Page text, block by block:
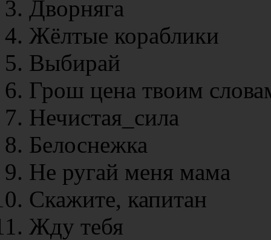
Дворняга
Жёлтые кораблики
Выбирай
Грош цена твоим
Нечистая_сила
Белоснежка
Не ругай меня мама
Скажите, капитан
Жду тебя